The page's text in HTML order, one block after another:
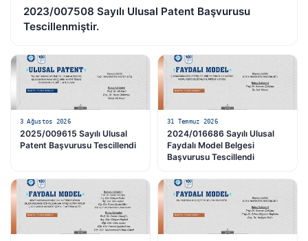
2023/007508 Sayılı Ulusal Patent Başvurusu
Tescillenmiştir.
3 Ağustos 2026
2025/009615 Sayılı Ulusal
Patent Başvurusu Tescillendi
31 Temmuz 2026
2024/016686 Sayılı Ulusal
Faydalı Model Belgesi
Başvurusu Tescillendi